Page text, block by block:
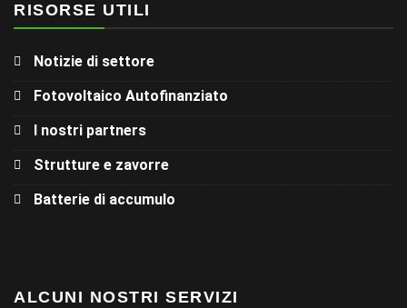
RISORSE UTILI
Notizie di settore
Fotovoltaico Autofinanziato
I nostri partners
Strutture e zavorre
Batterie di accumulo
ALCUNI NOSTRI SERVIZI